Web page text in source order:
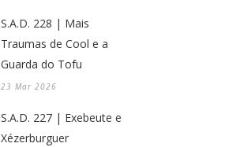
S.A.D. 228 | Mais
Traumas de Cool e a
Guarda do Tofu
23 Mar 2026
S.A.D. 227 | Exebeute e
Xézerburguer